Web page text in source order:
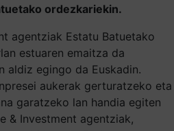
ordezkariekin.
agentziak Estatu Batuetako
estuaren emaitza da
aldiz egingo da Euskadin.
aukerak gerturatzeko eta
garatzeko lan handia egiten
& Investment agentziak,